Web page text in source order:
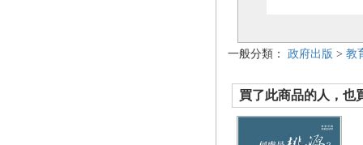
一般分類： 政府出版 > 教
買了此商品的人，也